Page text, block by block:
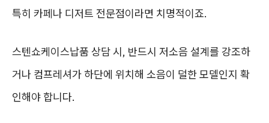
특히 카페나 디저트 전문점이라면 치명적이죠.
스텐쇼케이스납품 상담 시, 반드시 저소음 설계를 강조하
거나 컴프레셔가 하단에 위치해 소음이 덜한 모델인지 확
인해야 합니다.